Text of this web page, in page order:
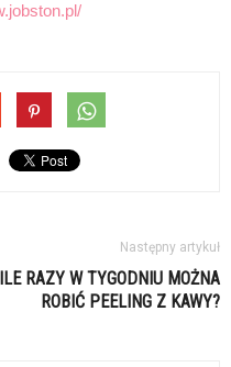
Następny artykuł
ILE RAZY W TYGODNIU MOŻNA
ROBIĆ PEELING Z KAWY?